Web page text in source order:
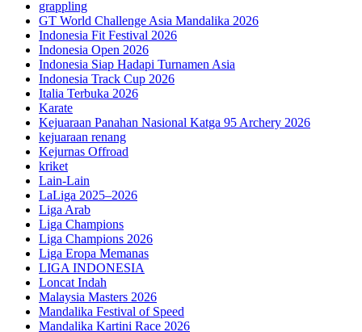
grappling
GT World Challenge Asia Mandalika 2026
Indonesia Fit Festival 2026
Indonesia Open 2026
Indonesia Siap Hadapi Turnamen Asia
Indonesia Track Cup 2026
Italia Terbuka 2026
Karate
Kejuaraan Panahan Nasional Katga 95 Archery 2026
kejuaraan renang
Kejurnas Offroad
kriket
Lain-Lain
LaLiga 2025–2026
Liga Arab
Liga Champions
Liga Champions 2026
Liga Eropa Memanas
LIGA INDONESIA
Loncat Indah
Malaysia Masters 2026
Mandalika Festival of Speed
Mandalika Kartini Race 2026